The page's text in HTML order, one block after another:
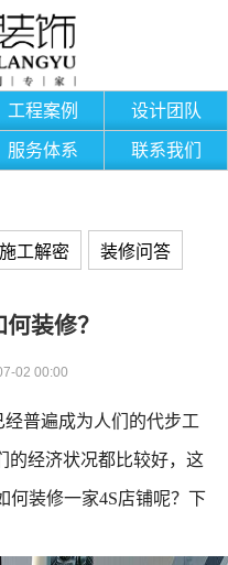
工程案例 设计团队
服务体系 联系我们
施工解密 装修问答
装修？
02 00:00
普遍成为人们的代步工
的经济状况都比较好，这
何装修一家4S店铺呢？下